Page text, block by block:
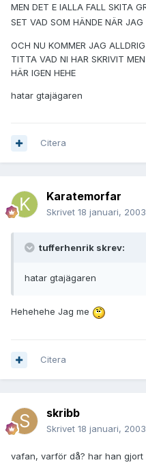
MEN DET E IALLA FALL SKITA
SET VAD SOM HÄNDE NÄR
OCH NU KOMMER JAG
TITTA VAD NI HAR SKRIVIT
HÄR IGEN HEHE
hatar gtajägaren
Citera
Karatemorfar
Skrivet 18 januari, 2003
tufferhenrik skrev:
hatar gtajägaren
Hehehehe Jag me
Citera
skribb
Skrivet 18 januari, 2003
vafan, varför då? har han gjort